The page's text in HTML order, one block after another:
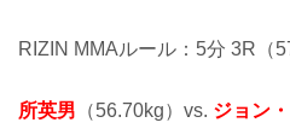
RIZIN MMAルール：5分 3R（
所英男 （56.70kg）vs. ジョン